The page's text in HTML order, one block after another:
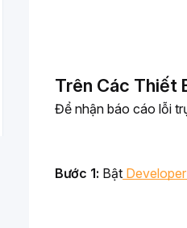
Trên Các Thiết
Để nhận báo cáo lỗi
Bước 1: Bật